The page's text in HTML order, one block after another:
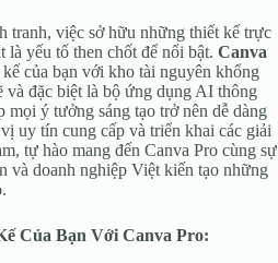
tranh, việc sở hữu những thiết kế trực
là yếu tố then chốt để nổi bật. Canva
của bạn với kho tài nguyên khổng
và đặc biệt là bộ ứng dụng AI thông
mọi ý tưởng sáng tạo trở nên dễ dàng
uy tín cung cấp và triển khai các giải
tự hào mang đến Canva Pro cùng sự
và doanh nghiệp Việt kiến tạo những
Của Bạn Với Canva Pro: